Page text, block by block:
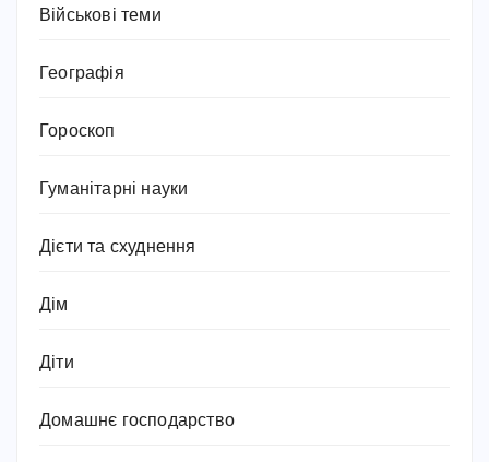
Військові теми
Географія
Гороскоп
Гуманітарні науки
Дієти та схуднення
Дім
Діти
Домашнє господарство